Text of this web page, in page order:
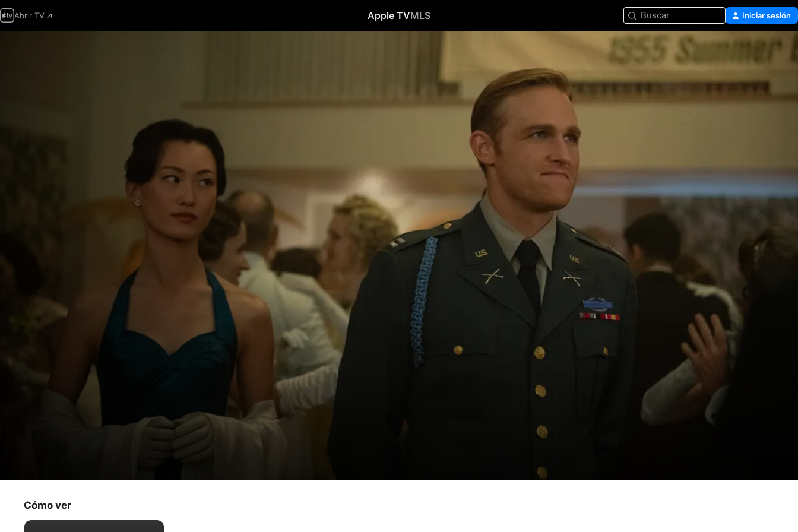
Abrir TV Apple TVMLS Buscar Iniciar sesión
Milagros aterradores
Aventura
Cómo ver